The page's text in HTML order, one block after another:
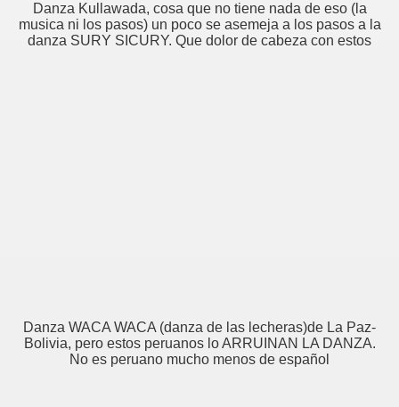
Danza Kullawada, cosa que no tiene nada de eso (la
musica ni los pasos) un poco se asemeja a los pasos a la
danza SURY SICURY. Que dolor de cabeza con estos
Danza WACA WACA (danza de las lecheras)de La Paz-
Bolivia, pero estos peruanos lo ARRUINAN LA DANZA.
No es peruano mucho menos de español